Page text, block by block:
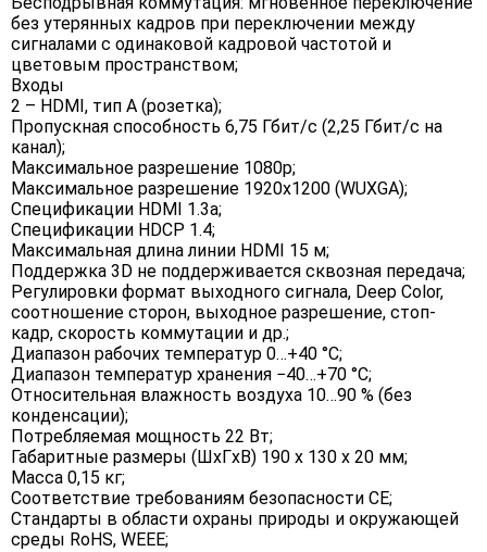
без утерянных кадров при переключении между
сигналами с одинаковой кадровой частотой и
цветовым пространством;
Входы
2 – HDMI, тип A (розетка);
Пропускная способность 6,75 Гбит/с (2,25 Гбит/с на
канал);
Максимальное разрешение 1080p;
Максимальное разрешение 1920x1200 (WUXGA);
Спецификации HDMI 1.3a;
Спецификации HDCP 1.4;
Максимальная длина линии HDMI 15 м;
Поддержка 3D не поддерживается сквозная передача;
Регулировки формат выходного сигнала, Deep Color,
соотношение сторон, выходное разрешение, стоп-
кадр, скорость коммутации и др.;
Диапазон рабочих температур 0…+40 °C;
Диапазон температур хранения −40…+70 °C;
Относительная влажность воздуха 10…90 % (без
конденсации);
Потребляемая мощность 22 Вт;
Габаритные размеры (ШxГxВ) 190 x 130 x 20 мм;
Масса 0,15 кг;
Соответствие требованиям безопасности CE;
Стандарты в области охраны природы и окружающей
среды RoHS, WEEE;